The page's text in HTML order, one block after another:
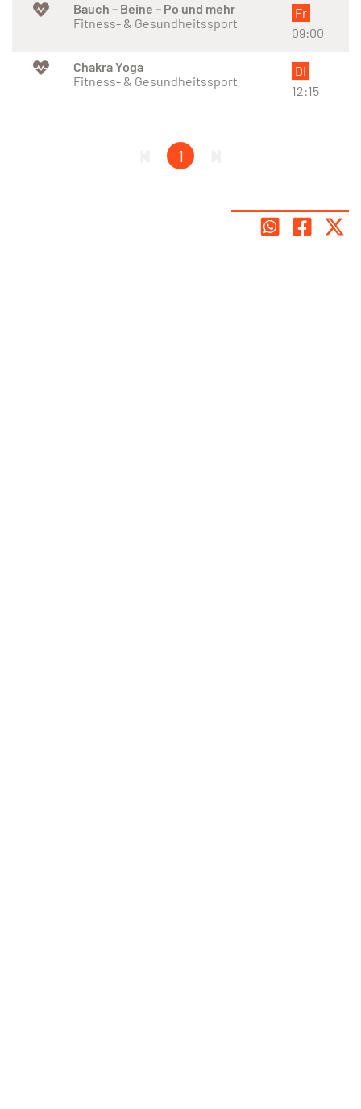
Bauch – Beine – Po und mehr
Fitness- & Gesundheitssport
Fr
09:00
Chakra Yoga
Fitness- & Gesundheitssport
Di
12:15
1